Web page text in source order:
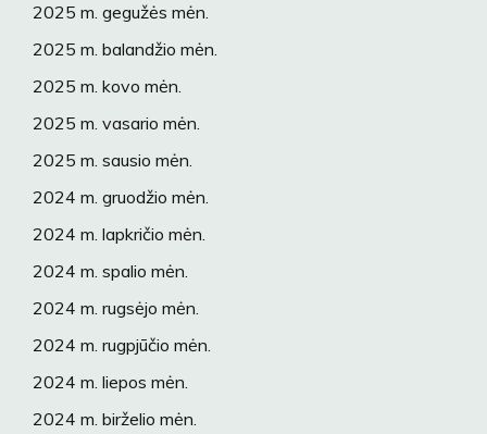
2025 m. gegužės mėn.
2025 m. balandžio mėn.
2025 m. kovo mėn.
2025 m. vasario mėn.
2025 m. sausio mėn.
2024 m. gruodžio mėn.
2024 m. lapkričio mėn.
2024 m. spalio mėn.
2024 m. rugsėjo mėn.
2024 m. rugpjūčio mėn.
2024 m. liepos mėn.
2024 m. birželio mėn.